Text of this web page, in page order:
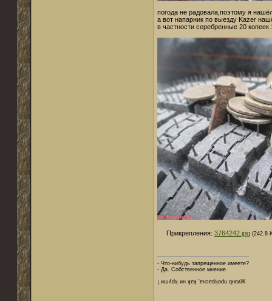
погода не радовала,поэтому я
а вот напарник по выезду Kazer
в частности серебренные 20 копеек
Прикрепления: 3764242.jpg (242.8
- Что-нибудь запрещенное имеете?
- Да. Собственное мнение.
¡ иɯʎdʞ ин ʞɐʞ 'ɐнɔɐdʞǝdu qнεиЖ